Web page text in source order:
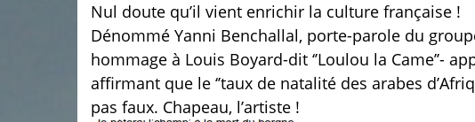
Nul doute qu’il vient enrichir la culture française !
Dénommé Yanni Benchallal, porte-parole du
hommage à Louis Boyard-dit ‘’Loulou la Came’’-
affirmant que le ‘’taux de natalité des arabes
pas faux. Chapeau, l’artiste !